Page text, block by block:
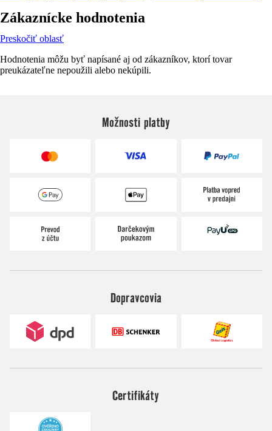
Zákaznícke hodnotenia
Preskočiť oblasť
Hodnotenia môžu byť napísané aj od zákazníkov, ktorí tovar
preukázateľne nepoužili alebo nekúpili.
Možnosti platby
Dopravcovia
Certifikáty